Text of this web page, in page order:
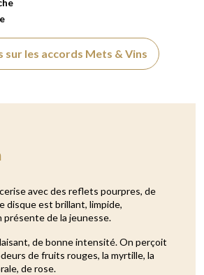
sur les accords Mets & Vins
avec des reflets pourpres, de
disque est brillant, limpide,
présente de la jeunesse.
de bonne intensité. On perçoit
de fruits rouges, la myrtille, la
de rose.